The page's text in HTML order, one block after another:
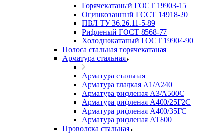
Горячекатаный ГОСТ 19903-15
Оцинкованный ГОСТ 14918-20
ПВЛ ТУ 36.26.11-5-89
Рифленый ГОСТ 8568-77
Холоднокатаный ГОСТ 19904-90
Полоса стальная горячекатаная
Арматура стальная
Арматура стальная
Арматура гладкая А1/А240
Арматура рифленая А3/А500С
Арматура рифленая А400/25Г2С
Арматура рифленая А400/35ГС
Арматура рифленая АТ800
Проволока стальная